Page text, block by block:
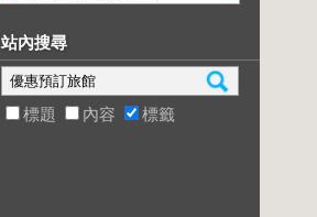
站內搜尋
標題 內容 標籤